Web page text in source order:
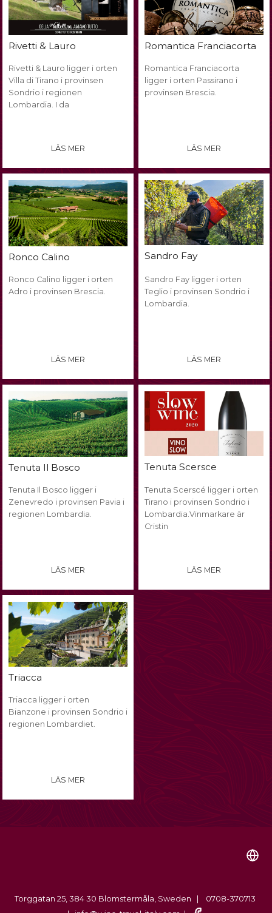
Rivetti & Lauro
Rivetti & Lauro ligger i orten
Villa di Tirano i provinsen
Sondrio i regionen
Lombardia. I da
LÄS MER
Romantica Franciacorta
Romantica Franciacorta
ligger i orten Passirano i
provinsen Brescia.
LÄS MER
Ronco Calino
Ronco Calino ligger i orten
Adro i provinsen Brescia.
LÄS MER
Sandro Fay
Sandro Fay ligger i orten
Teglio i provinsen Sondrio i
Lombardia.
LÄS MER
Tenuta Il Bosco
Tenuta Il Bosco ligger i
Zenevredo i provinsen Pavia i
regionen Lombardia.
LÄS MER
Tenuta Scersce
Tenuta Scerscé ligger i orten
Tirano i provinsen Sondrio i
Lombardia.Vinmarkare är
Cristin
LÄS MER
Triacca
Triacca ligger i orten
Bianzone i provinsen Sondrio i
regionen Lombardiet.
LÄS MER
Torggatan 25, 384 30 Blomstermåla, Sweden | 0708-370713